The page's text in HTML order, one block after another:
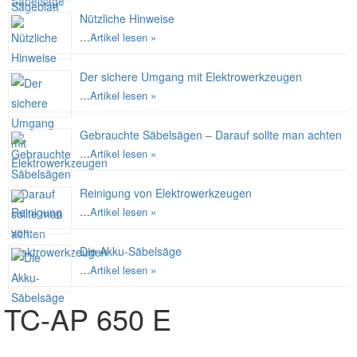
Nützliche Hinweise
…Artikel lesen »
Der sichere Umgang mit Elektrowerkzeugen
…Artikel lesen »
Gebrauchte Säbelsägen – Darauf sollte man achten
…Artikel lesen »
Reinigung von Elektrowerkzeugen
…Artikel lesen »
Die Akku-Säbelsäge
…Artikel lesen »
TC-AP 650 E